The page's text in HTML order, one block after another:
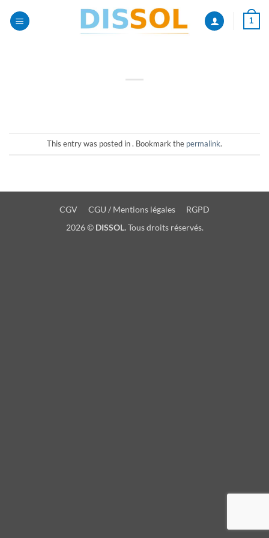
1
This entry was posted in . Bookmark the permalink.
CGV CGU / Mentions légales
RGPD
2026 © DISSOL.Tous droits réservés.